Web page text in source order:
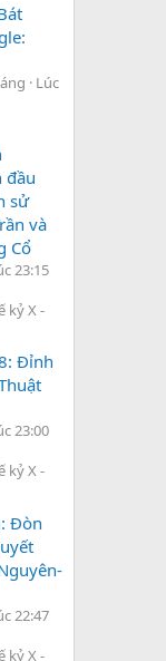
Lúc
đầu
sử
và
Cổ
23:15
kỷ X -
Đỉnh
23:00
kỷ X -
Đòn
22:47
kỷ X -